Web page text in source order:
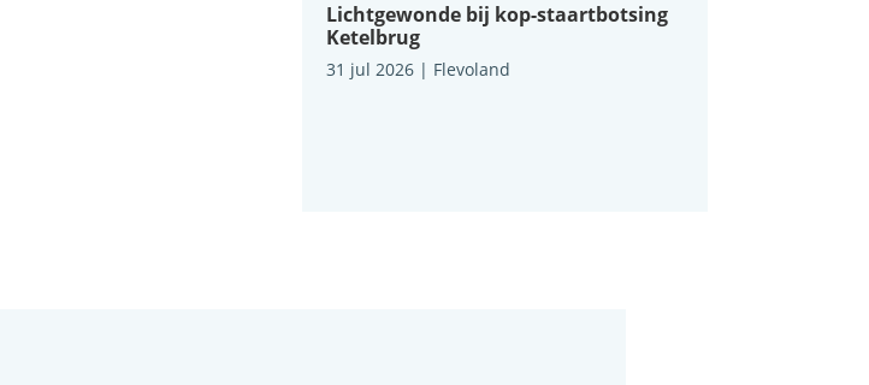
Lichtgewonde bij kop-staartbotsing
Ketelbrug
31 jul 2026| Flevoland